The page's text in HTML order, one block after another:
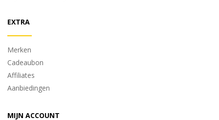
EXTRA
Merken
Cadeaubon
Affiliates
Aanbiedingen
MIJN ACCOUNT